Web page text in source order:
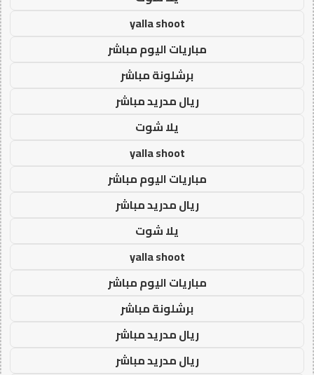
yalla shoot
مباريات اليوم مباشر
برشلونة مباشر
ريال مدريد مباشر
يلا شوت
yalla shoot
مباريات اليوم مباشر
ريال مدريد مباشر
يلا شوت
yalla shoot
مباريات اليوم مباشر
برشلونة مباشر
ريال مدريد مباشر
ريال مدريد مباشر